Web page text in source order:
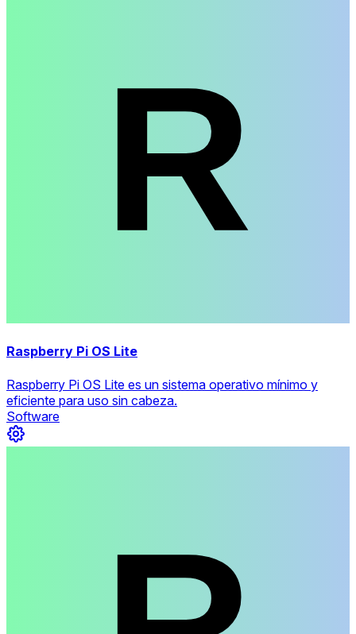
Raspberry Pi OS Lite
Raspberry Pi OS Lite es un sistema operativo mínimo y
eficiente para uso sin cabeza.
Software